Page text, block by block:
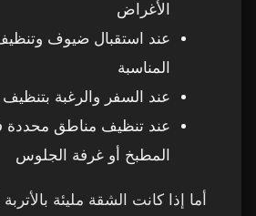
الأغراض
عند استقبال ضيوف
المناسبة
عند السفر والرغبة
عند تنظيف مناطق
المطبخ أو غرفة الجلوس
أما إذا كانت الشقة مليئة